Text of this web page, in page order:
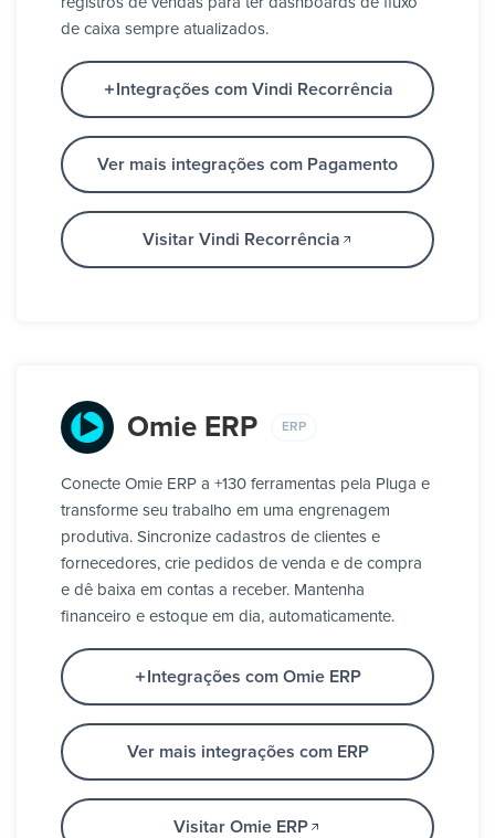
de caixa sempre atualizados.
Integrações com Vindi Recorrência
Ver mais integrações com Pagamento
Visitar Vindi Recorrência
Omie ERP ERP
Conecte Omie ERP a +130 ferramentas pela Pluga e
transforme seu trabalho em uma engrenagem
produtiva. Sincronize cadastros de clientes e
fornecedores, crie pedidos de venda e de compra
e dê baixa em contas a receber. Mantenha
financeiro e estoque em dia, automaticamente.
Integrações com Omie ERP
Ver mais integrações com ERP
Visitar Omie ERP